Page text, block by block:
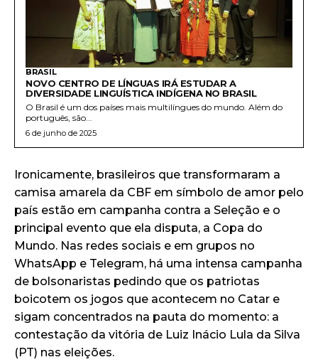
BRASIL
NOVO CENTRO DE LÍNGUAS IRÁ ESTUDAR A
DIVERSIDADE LINGUÍSTICA INDÍGENA NO BRASIL
O Brasil é um dos países mais multilíngues do mundo. Além do
português, são...
6 de junho de 2025
Ironicamente, brasileiros que transformaram a
camisa amarela da CBF em símbolo de amor pelo
país estão em campanha contra a Seleção e o
principal evento que ela disputa, a Copa do
Mundo. Nas redes sociais e em grupos no
WhatsApp e Telegram, há uma intensa campanha
de bolsonaristas pedindo que os patriotas
boicotem os jogos que acontecem no Catar e
sigam concentrados na pauta do momento: a
contestação da vitória de Luiz Inácio Lula da Silva
(PT) nas eleições.